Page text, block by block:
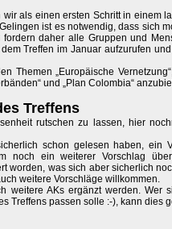
als einen ersten Schritt in einem
ist es notwendig, dass sich
daher alle Gruppen und
Treffen im Januar aufzurufen
Themen „Europäische
und „Plan Colombia“
Treffens
rutschen zu lassen, hier
schon gelesen haben, ein
noch ein weiterer Vorschlag
worden, was sich aber sicherlich
weitere Vorschläge willkommen.
weitere AKs ergänzt werden. Wer
Treffens passen solle :-), kann dies